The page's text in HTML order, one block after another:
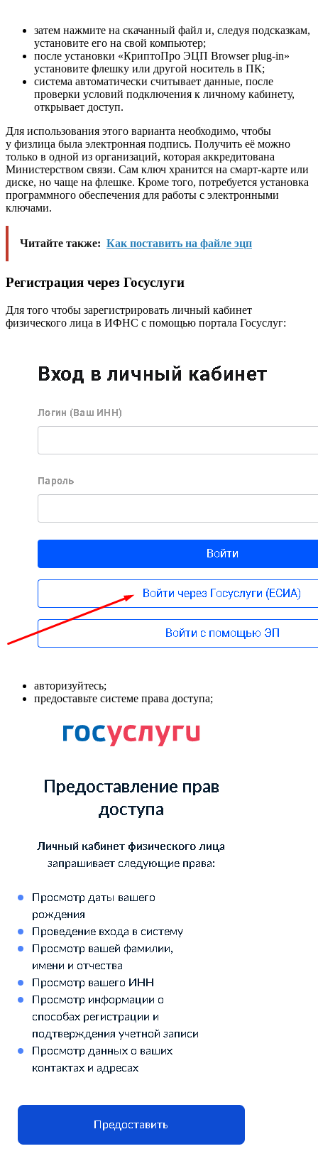
затем нажмите на скачанный файл и, следуя подсказкам,
установите его на свой компьютер;
после установки «КриптоПро ЭЦП Browser plug-in»
установите флешку или другой носитель в ПК;
система автоматически считывает данные, после
проверки условий подключения к личному кабинету,
открывает доступ.
Для использования этого варианта необходимо, чтобы
у физлица была электронная подпись. Получить её можно
только в одной из организаций, которая аккредитована
Министерством связи. Сам ключ хранится на смарт-карте или
диске, но чаще на флешке. Кроме того, потребуется установка
программного обеспечения для работы с электронными
ключами.
Читайте также: Как поставить на файле эцп
Регистрация через Госуслуги
Для того чтобы зарегистрировать личный кабинет
физического лица в ИФНС с помощью портала Госуслуг:
авторизуйтесь;
предоставьте системе права доступа;